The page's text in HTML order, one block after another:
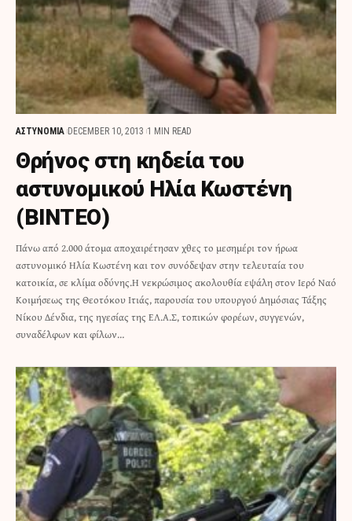
ΑΣΤΥΝΟΜΙΑ DECEMBER 10, 2013 1 MIN READ
Θρήνος στη κηδεία του
αστυνομικού Ηλία Κωστένη
(ΒΙΝΤΕΟ)
Πάνω από 2.000 άτομα αποχαιρέτησαν χθες το μεσημέρι τον ήρωα
αστυνομικό Ηλία Κωστένη και τον συνόδεψαν στην τελευταία του
κατοικία, σε κλίμα οδύνης.Η νεκρώσιμος ακολουθία εψάλη στον Ιερό Ναό
Κοιμήσεως της Θεοτόκου Ιτιάς, παρουσία του υπουργού Δημόσιας Τάξης
Νίκου Δένδια, της ηγεσίας της ΕΛ.Α.Σ, τοπικών φορέων, συγγενών,
συναδέλφων και φίλων…